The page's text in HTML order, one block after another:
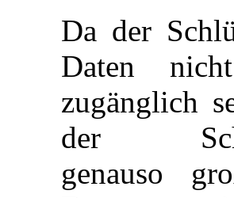
Da der
Daten
zugänglich
der
genauso